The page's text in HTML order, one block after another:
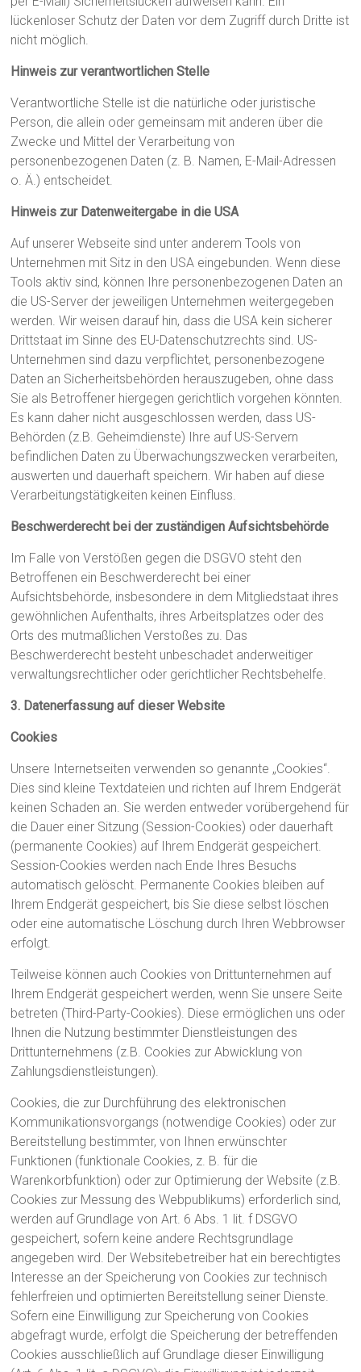
lückenloser Schutz der Daten vor dem Zugriff durch Dritte ist
nicht möglich.
Hinweis zur verantwortlichen Stelle
Verantwortliche Stelle ist die natürliche oder juristische
Person, die allein oder gemeinsam mit anderen über die
Zwecke und Mittel der Verarbeitung von
personenbezogenen Daten (z. B. Namen, E-Mail-Adressen
o. Ä.) entscheidet.
Hinweis zur Datenweitergabe in die USA
Auf unserer Webseite sind unter anderem Tools von
Unternehmen mit Sitz in den USA eingebunden. Wenn diese
Tools aktiv sind, können Ihre personenbezogenen Daten an
die US-Server der jeweiligen Unternehmen weitergegeben
werden. Wir weisen darauf hin, dass die USA kein sicherer
Drittstaat im Sinne des EU-Datenschutzrechts sind. US-
Unternehmen sind dazu verpflichtet, personenbezogene
Daten an Sicherheitsbehörden herauszugeben, ohne dass
Sie als Betroffener hiergegen gerichtlich vorgehen könnten.
Es kann daher nicht ausgeschlossen werden, dass US-
Behörden (z.B. Geheimdienste) Ihre auf US-Servern
befindlichen Daten zu Überwachungszwecken verarbeiten,
auswerten und dauerhaft speichern. Wir haben auf diese
Verarbeitungstätigkeiten keinen Einfluss.
Beschwerderecht bei der zuständigen Aufsichtsbehörde
Im Falle von Verstößen gegen die DSGVO steht den
Betroffenen ein Beschwerderecht bei einer
Aufsichtsbehörde, insbesondere in dem Mitgliedstaat ihres
gewöhnlichen Aufenthalts, ihres Arbeitsplatzes oder des
Orts des mutmaßlichen Verstoßes zu. Das
Beschwerderecht besteht unbeschadet anderweitiger
verwaltungsrechtlicher oder gerichtlicher Rechtsbehelfe.
3. Datenerfassung auf dieser Website
Cookies
Unsere Internetseiten verwenden so genannte „Cookies“.
Dies sind kleine Textdateien und richten auf Ihrem Endgerät
keinen Schaden an. Sie werden entweder vorübergehend für
die Dauer einer Sitzung (Session-Cookies) oder dauerhaft
(permanente Cookies) auf Ihrem Endgerät gespeichert.
Session-Cookies werden nach Ende Ihres Besuchs
automatisch gelöscht. Permanente Cookies bleiben auf
Ihrem Endgerät gespeichert, bis Sie diese selbst löschen
oder eine automatische Löschung durch Ihren Webbrowser
erfolgt.
Teilweise können auch Cookies von Drittunternehmen auf
Ihrem Endgerät gespeichert werden, wenn Sie unsere Seite
betreten (Third-Party-Cookies). Diese ermöglichen uns oder
Ihnen die Nutzung bestimmter Dienstleistungen des
Drittunternehmens (z.B. Cookies zur Abwicklung von
Zahlungsdienstleistungen).
Cookies, die zur Durchführung des elektronischen
Kommunikationsvorgangs (notwendige Cookies) oder zur
Bereitstellung bestimmter, von Ihnen erwünschter
Funktionen (funktionale Cookies, z. B. für die
Warenkorbfunktion) oder zur Optimierung der Website (z.B.
Cookies zur Messung des Webpublikums) erforderlich sind,
werden auf Grundlage von Art. 6 Abs. 1 lit. f DSGVO
gespeichert, sofern keine andere Rechtsgrundlage
angegeben wird. Der Websitebetreiber hat ein berechtigtes
Interesse an der Speicherung von Cookies zur technisch
fehlerfreien und optimierten Bereitstellung seiner Dienste.
Sofern eine Einwilligung zur Speicherung von Cookies
abgefragt wurde, erfolgt die Speicherung der betreffenden
Cookies ausschließlich auf Grundlage dieser Einwilligung